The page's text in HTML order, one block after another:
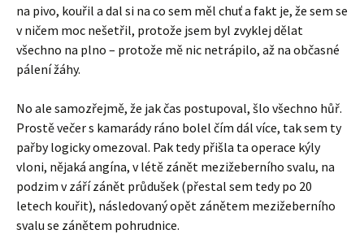
na pivo, kouřil a dal si na co sem měl chuť a fakt je, že sem se
v ničem moc nešetřil, protože jsem byl zvyklej dělat
všechno na plno – protože mě nic netrápilo, až na občasné
pálení žáhy.
No ale samozřejmě, že jak čas postupoval, šlo všechno hůř.
Prostě večer s kamarády ráno bolel čím dál více, tak sem ty
pařby logicky omezoval. Pak tedy přišla ta operace kýly
vloni, nějaká angína, v létě zánět mezižeberního svalu, na
podzim v září zánět průdušek (přestal sem tedy po 20
letech kouřit), následovaný opět zánětem mezižeberního
svalu se zánětem pohrudnice.